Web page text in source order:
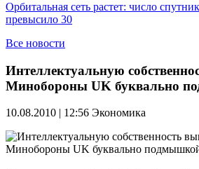
Орбитальная сеть растет: число
превысило 30
Все новости
Интеллектуальную
Минобороны UK буквально
10.08.2010 | 12:56 Экономика